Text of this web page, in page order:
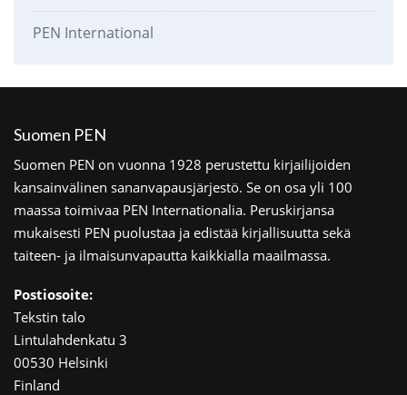
PEN International
Suomen PEN
Suomen PEN on vuonna 1928 perustettu kirjailijoiden
kansainvälinen sananvapausjärjestö. Se on osa yli 100
maassa toimivaa PEN Internationalia. Peruskirjansa
mukaisesti PEN puolustaa ja edistää kirjallisuutta sekä
taiteen- ja ilmaisunvapautta kaikkialla maailmassa.
Postiosoite:
Tekstin talo
Lintulahdenkatu 3
00530 Helsinki
Finland